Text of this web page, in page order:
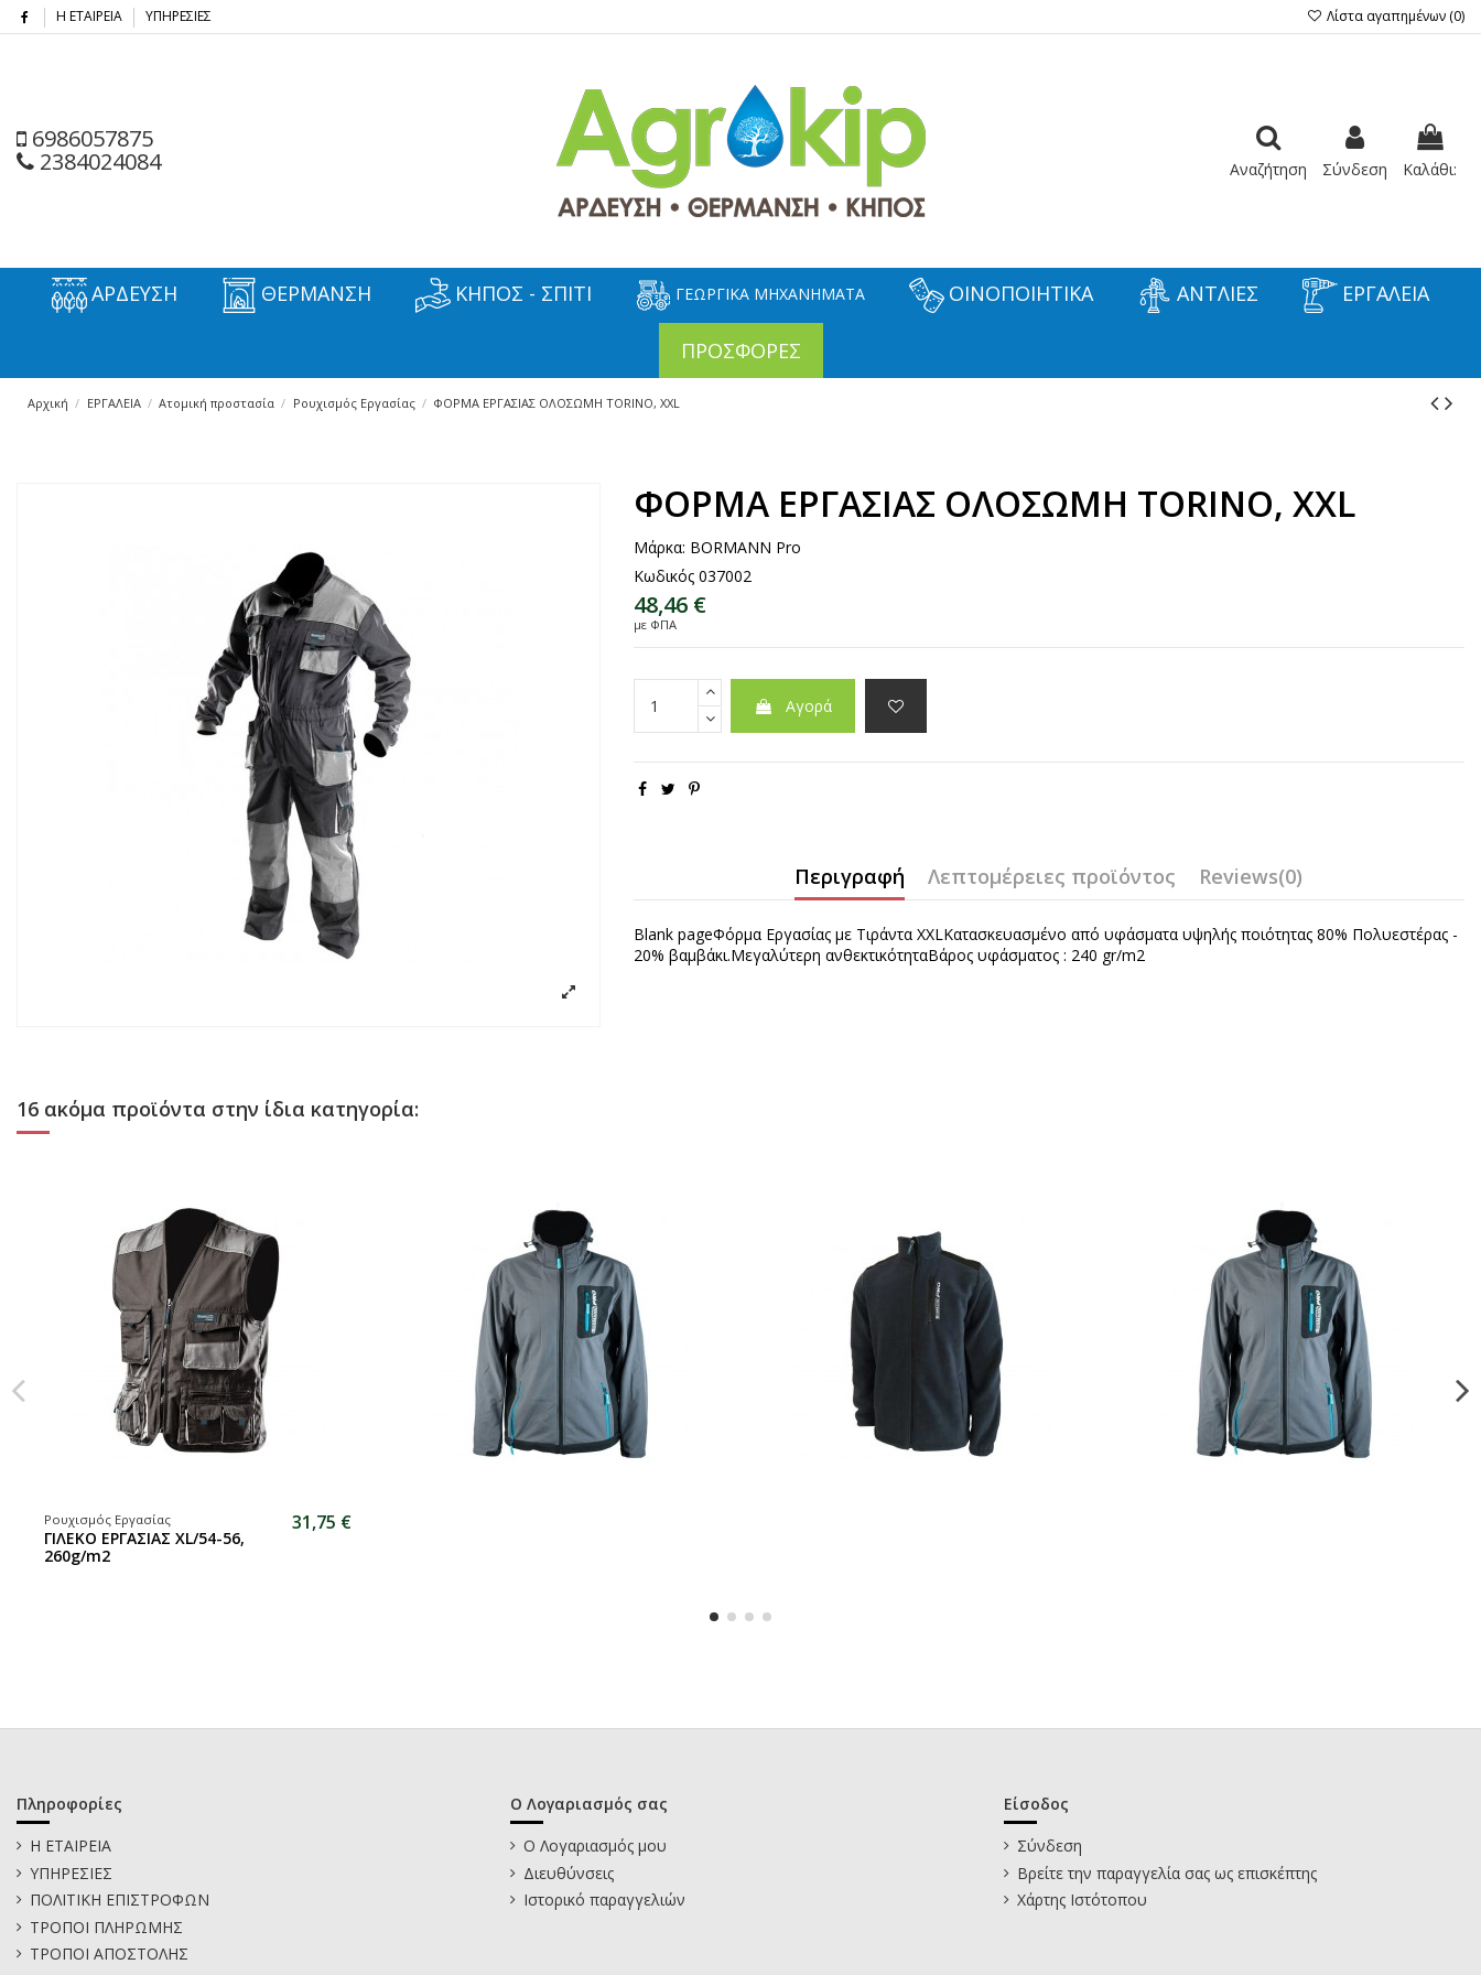
Η ΕΤΑΙΡΕΙΑ ΥΠΗΡΕΣΙΕΣ Λίστα αγαπημένων (0)
6986057875
2384024084 Αναζήτηση Σύνδεση Καλάθι:
ΑΡΔΕΥΣΗ ΘΕΡΜΑΝΣΗ ΚΗΠΟΣ - ΣΠΙΤΙ ΓΕΩΡΓΙΚΑ ΜΗΧΑΝΗΜΑΤΑ ΟΙΝΟΠΟΙΗΤΙΚΑ ΑΝΤΛΙΕΣ ΕΡΓΑΛΕΙΑ
ΠΡΟΣΦΟΡΕΣ
Αρχική ΕΡΓΑΛΕΙΑ Ατομική προστασία Ρουχισμός Εργασίας ΦΟΡΜΑ ΕΡΓΑΣΙΑΣ ΟΛΟΣΩΜΗ TORINO, XXL
ΦΟΡΜΑ ΕΡΓΑΣΙΑΣ ΟΛΟΣΩΜΗ TORINO, XXL
Μάρκα: BORMANN Pro
Κωδικός 037002
48,46 €
με ΦΠΑ
Αγορά
Περιγραφή Λεπτομέρειες προϊόντος Reviews(0)
Blank pageΦόρμα Εργασίας με Τιράντα XXLΚατασκευασμένο από υφάσματα υψηλής ποιότητας 80% Πολυεστέρας -
20% βαμβάκι.Μεγαλύτερη ανθεκτικότηταΒάρος υφάσματος : 240 gr/m2
16 ακόμα προϊόντα στην ίδια κατηγορία:
Ρουχισμός Εργασίας
ΓΙΛΕΚΟ ΕΡΓΑΣΙΑΣ XL/54-56,
260g/m2
31,75 €
Πληροφορίες
Η ΕΤΑΙΡΕΙΑ
ΥΠΗΡΕΣΙΕΣ
ΠΟΛΙΤΙΚΗ ΕΠΙΣΤΡΟΦΩΝ
ΤΡΟΠΟΙ ΠΛΗΡΩΜΗΣ
ΤΡΟΠΟΙ ΑΠΟΣΤΟΛΗΣ
Ο Λογαριασμός σας
Ο Λογαριασμός μου
Διευθύνσεις
Ιστορικό παραγγελιών
Είσοδος
Σύνδεση
Βρείτε την παραγγελία σας ως επισκέπτης
Χάρτης Ιστότοπου